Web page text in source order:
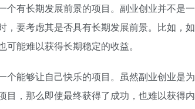
个有长期发展前景的项目。副业创业并不是
，要考虑其是否具有长期发展前景。比如，
可能难以获得长期稳定的收益。
个能够让自己快乐的项目。虽然副业创业是
目，那么即使最终获得了成功，也难以获得